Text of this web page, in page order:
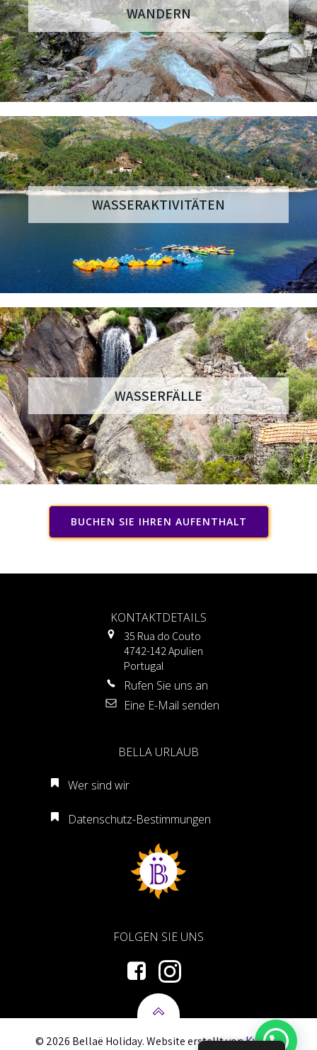
WANDERN
WASSERAKTIVITÄTEN
WASSERFÄLLE
BUCHEN SIE IHREN AUFENTHALT
KONTAKTDETAILS
35 Rua do Couto
4742-142 Apulien
Portugal
Rufen Sie uns an
Eine E-Mail senden
BELLA URLAUB
Wer sind wir
Datenschutz-Bestimmungen
FOLGEN SIE UNS
© 2026 Bellaë Holiday. Website erstellt vonKymia-